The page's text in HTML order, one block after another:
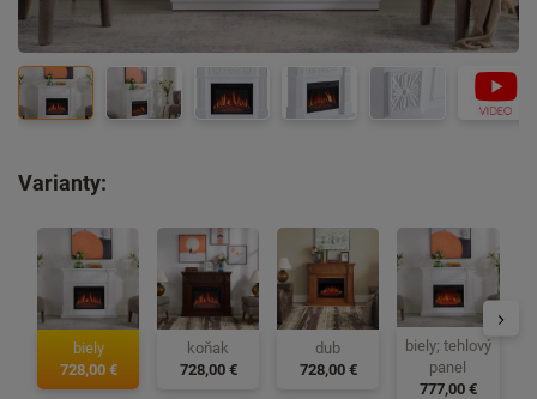
Varianty:
biely
728,00 €
koňak
728,00 €
dub
728,00 €
biely; tehlový
panel
777,00 €